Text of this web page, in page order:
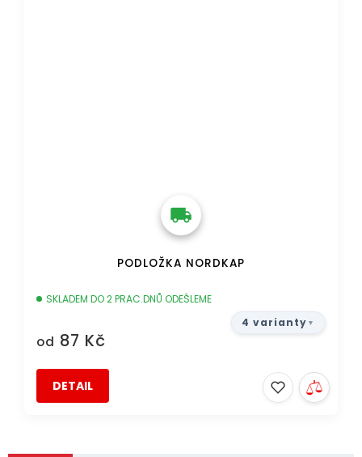
PODLOŽKA NORDKAP
SKLADEM DO 2 PRAC.DNŮ ODEŠLEME
od 87 Kč
DETAIL
4 varianty